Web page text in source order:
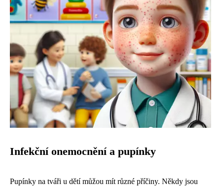
Infekční onemocnění a pupínky
Pupínky na tváři u dětí můžou mít různé příčiny. Někdy jsou